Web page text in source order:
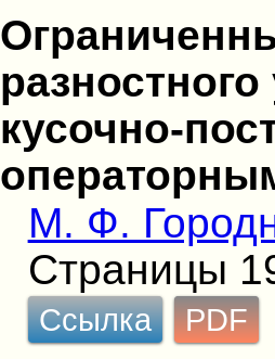
кусочно-
М. Ф.
Страницы
Ссылка PDF